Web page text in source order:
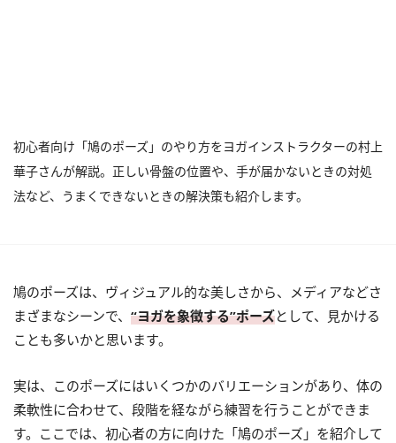
初心者向け「鳩のポーズ」のやり方をヨガインストラクターの村上
華子さんが解説。正しい骨盤の位置や、手が届かないときの対処
法など、うまくできないときの解決策も紹介します。
鳩のポーズは、ヴィジュアル的な美しさから、メディアなどさ
まざまなシーンで、 “ヨガを象徴する”ポーズとして、見かける
ことも多いかと思います。
実は、このポーズにはいくつかのバリエーションがあり、体の
柔軟性に合わせて、段階を経ながら練習を行うことができま
す。ここでは、初心者の方に向けた「鳩のポーズ」を紹介して